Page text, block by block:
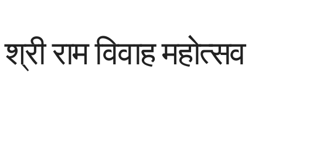
राम विवाह महोत्सव